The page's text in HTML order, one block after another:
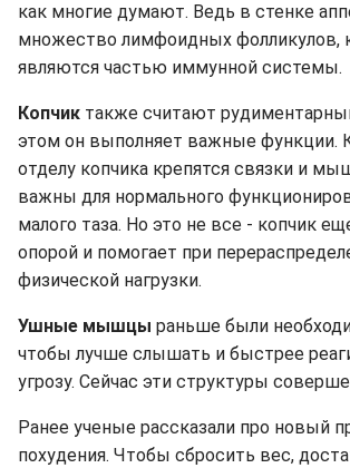
как многие думают. Ведь в стенке
множество лимфоидных фолликулов,
являются частью иммунной системы.
Копчик также считают
этом он выполняет важные функции.
отделу копчика крепятся связки и
важны для нормального
малого таза. Но это не все - копчик
опорой и помогает при
физической нагрузки.
Ушные мышцы раньше были
чтобы лучше слышать и быстрее
угрозу. Сейчас эти структуры
Ранее ученые рассказали про новый
похудения. Чтобы сбросить вес,